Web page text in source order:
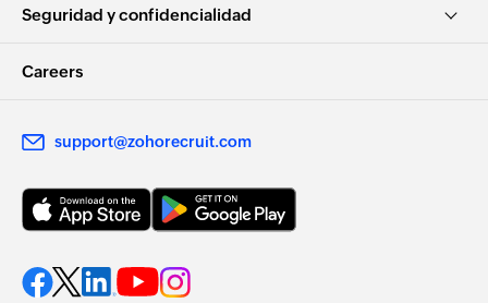
Seguridad y confidencialidad
Careers
support@zohorecruit.com